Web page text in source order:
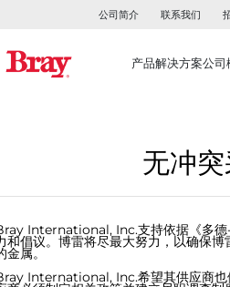
公司简介 联系我们
产品解决方案公司
无冲
International, Inc.支持依据《多德
和倡议。博雷将尽最大努力，以确保
金属。
International, Inc.希望其供应商也